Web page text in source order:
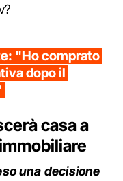
"Ho comprato
dopo il
casa a
una decisione